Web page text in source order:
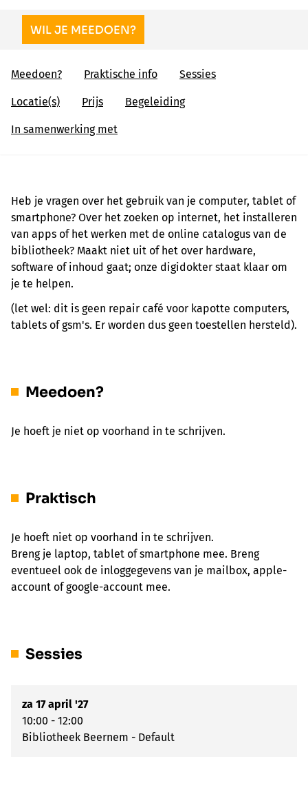
WIL JE MEEDOEN?
Meedoen? Praktische info Sessies
Locatie(s) Prijs Begeleiding
In samenwerking met
Heb je vragen over het gebruik van je computer, tablet of
smartphone? Over het zoeken op internet, het installeren
van apps of het werken met de online catalogus van de
bibliotheek? Maakt niet uit of het over hardware,
software of inhoud gaat; onze digidokter staat klaar om
je te helpen.
(let wel: dit is geen repair café voor kapotte computers,
tablets of gsm's. Er worden dus geen toestellen hersteld).
Meedoen?
Je hoeft je niet op voorhand in te schrijven.
Praktisch
Je hoeft niet op voorhand in te schrijven.
Breng je laptop, tablet of smartphone mee. Breng
eventueel ook de inloggegevens van je mailbox, apple-
account of google-account mee.
Sessies
za 17 april '27
10:00 - 12:00
Bibliotheek Beernem - Default